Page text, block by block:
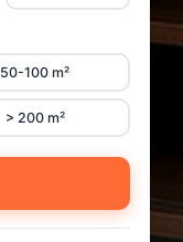
50-100 m²
> 200 m²